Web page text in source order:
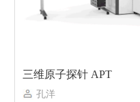
三维原子探针 APT
孔洋